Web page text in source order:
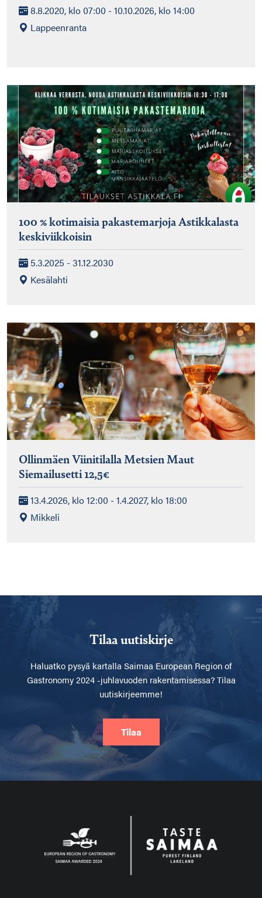
8.8.2020, klo 07:00 - 10.10.2026, klo 14:00
Lappeenranta
100 % kotimaisia pakastemarjoja Astikkalasta
keskiviikkoisin
5.3.2025 - 31.12.2030
Kesälahti
Ollinmäen Viinitilalla Metsien Maut
Siemailusetti 12,5€
13.4.2026, klo 12:00 - 1.4.2027, klo 18:00
Mikkeli
Tilaa uutiskirje
Haluatko pysyä kartalla Saimaa European Region of
Gastronomy 2024 -juhlavuoden rakentamisessa? Tilaa
uutiskirjeemme!
Tilaa